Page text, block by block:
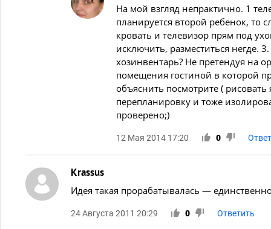
На мой взгляд непрактично. 1
планируется второй ребенок, то
кровать и телевизор прям под
исключить, разместиться негде.
хозинвентарь? Не претендуя на
помещения гостиной в которой
объяснить посмотрите (
перепланировку и тоже
проверено;)
12 Мая 2014 17:20 0
Krassus
Идея такая прорабатывалась —
24 Августа 2011 20:29 0 Ответить